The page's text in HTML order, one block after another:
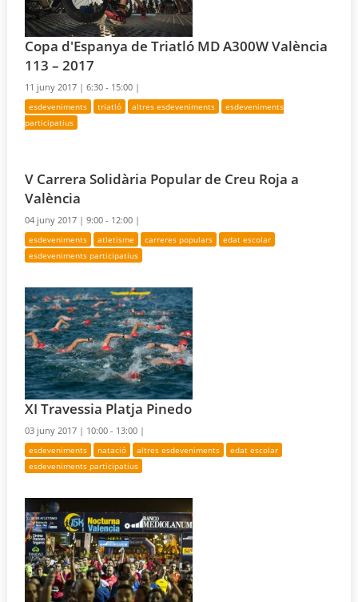
Copa d'Espanya de Triatló MD A300W València
113 – 2017
11 juny 2017 |6:30 - 15:00 |
esdeveniments triatló altres esdeveniments
esdeveniments
participatius
V Carrera Solidària Popular de Creu Roja a
València
04 juny 2017 |9:00 - 12:00 |
esdeveniments atletisme carreres populars
edat escolar
esdeveniments participatius
XI Travessia Platja Pinedo
03 juny 2017 | 10:00 - 13:00 |
esdeveniments natació altres esdeveniments
edat escolar
esdeveniments participatius